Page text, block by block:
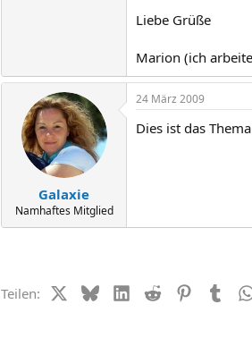
Liebe Grüße
Marion (ich
Galaxie
Namhaftes Mitglied
24 März 2009
Dies ist das
Teilen: X (Twitter)
BlueskyLinkedIn
Reddit Pinterest